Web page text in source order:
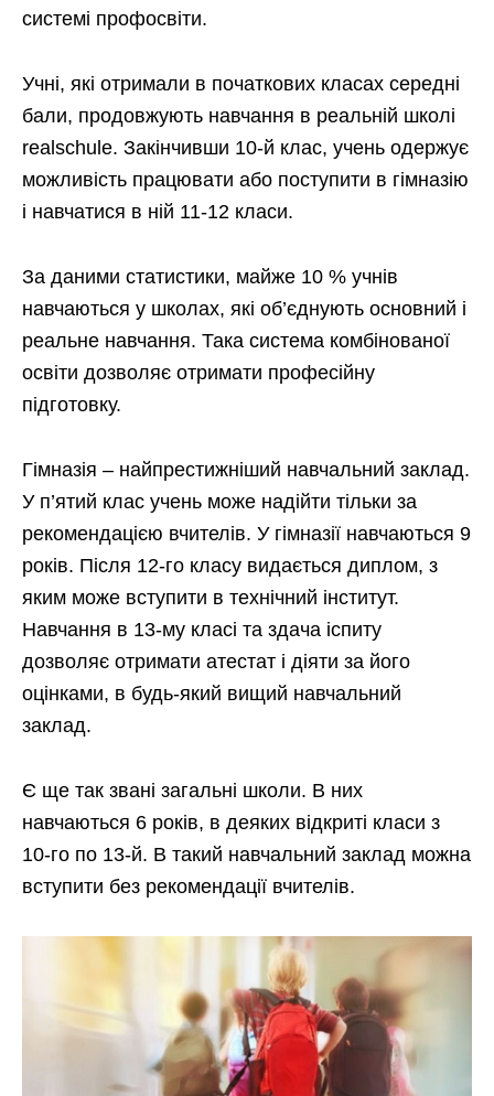
системі профосвіти.
Учні, які отримали в початкових класах середні
бали, продовжують навчання в реальній школі
realschule. Закінчивши 10-й клас, учень одержує
можливість працювати або поступити в гімназію
і навчатися в ній 11-12 класи.
За даними статистики, майже 10 % учнів
навчаються у школах, які об’єднують основний і
реальне навчання. Така система комбінованої
освіти дозволяє отримати професійну
підготовку.
Гімназія – найпрестижніший навчальний заклад.
У п’ятий клас учень може надійти тільки за
рекомендацією вчителів. У гімназії навчаються 9
років. Після 12-го класу видається диплом, з
яким може вступити в технічний інститут.
Навчання в 13-му класі та здача іспиту
дозволяє отримати атестат і діяти за його
оцінками, в будь-який вищий навчальний
заклад.
Є ще так звані загальні школи. В них
навчаються 6 років, в деяких відкриті класи з
10-го по 13-й. В такий навчальний заклад можна
вступити без рекомендації вчителів.